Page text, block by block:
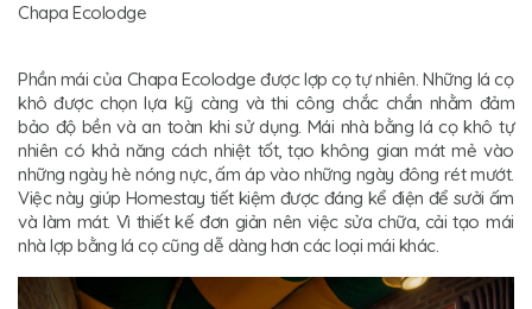
Chapa Ecolodge
Phần mái của Chapa Ecolodge được lợp cọ tự nhiên. Những lá cọ
khô được chọn lựa kỹ càng và thi công chắc chắn nhằm đảm
bảo độ bền và an toàn khi sử dụng. Mái nhà bằng lá cọ khô tự
nhiên có khả năng cách nhiệt tốt, tạo không gian mát mẻ vào
những ngày hè nóng nực, ấm áp vào những ngày đông rét mướt.
Việc này giúp Homestay tiết kiệm được đáng kể điện để sưởi ấm
và làm mát. Vì thiết kế đơn giản nên việc sửa chữa, cải tạo mái
nhà lợp bằng lá cọ cũng dễ dàng hơn các loại mái khác.